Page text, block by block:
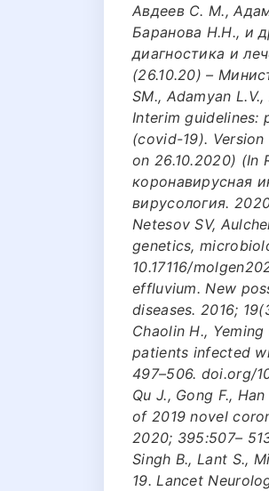
Авдеев С. М.,
Баранова Н.Н., и
диагностика и
(26.10.20) –
SM., Adamyan
Interim guidelines:
(covid-19).
on 26.10.2020) (In
коронавирусная
вирусология.
Netesov SV,
genetics,
10.17116/
effluvium. New
diseases. 2016;
Chaolin H.,
patients infected
497–506. doi.org/
Qu J., Gong F.,
of 2019 novel
2020; 395:507–
Singh B., Lant S.,
19. Lancet